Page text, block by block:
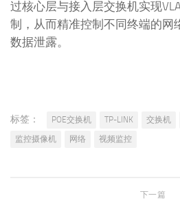
过核心层与接入层交换机实现
制，从而精准控制不同终端的网
数据泄露。
标签： POE交换机 TP-LINK 交换机
监控摄像机
网络 视频监控
下一篇